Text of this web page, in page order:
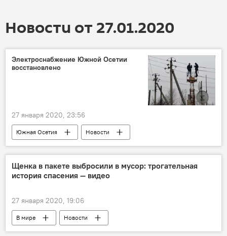
Новости от 27.01.2020
Электроснабжение Южной Осетии
восстановлено
27 января 2020, 23:56
Южная Осетия
Новости
Происшествия
Щенка в пакете выбросили в мусор: трогательная
история спасения — видео
27 января 2020, 19:06
В мире Новости